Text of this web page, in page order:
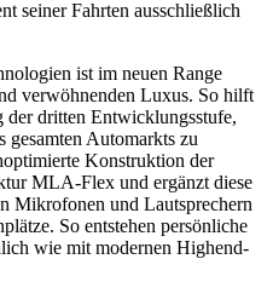
seiner Fahrten ausschließlich
ist im neuen Range
verwöhnenden Luxus. So hilft
der dritten Entwicklungsstufe,
gesamten Automarkts zu
Konstruktion der
MLA-Flex und ergänzt diese
Mikrofonen und Lautsprechern
So entstehen persönliche
wie mit modernen Highend-